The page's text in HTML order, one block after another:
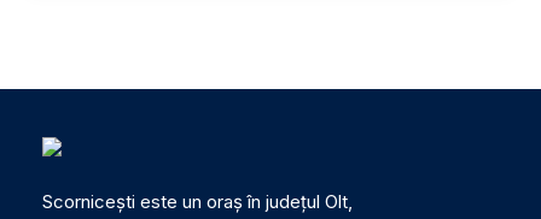
Scornicești este un oraș în județul Olt,